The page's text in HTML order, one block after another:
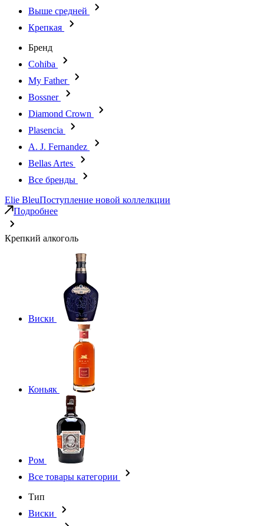
Выше средней
Крепкая
Бренд
Cohiba
My Father
Bossner
Diamond Crown
Plasencia
A. J. Fernandez
Bellas Artes
Все бренды
Elie BleuПоступление новой коллелкции
Подробнее
Крепкий алкоголь
Виски
Коньяк
Ром
Все товары категории
Тип
Виски